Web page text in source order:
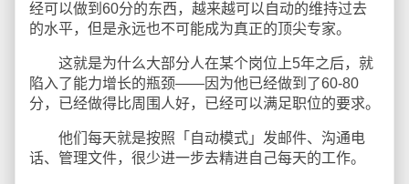
经可以做到60分的东西，越来越可以自动的维持过去
的水平，但是永远也不可能成为真正的顶尖专家。
这就是为什么大部分人在某个岗位上5年之后，就
陷入了能力增长的瓶颈——因为他已经做到了60-80
分，已经做得比周围人好，已经可以满足职位的要求。
他们每天就是按照「自动模式」发邮件、沟通电
话、管理文件，很少进一步去精进自己每天的工作。